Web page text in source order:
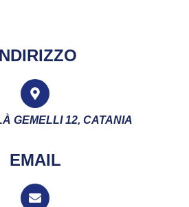
GEMELLI 12, CATANIA
EMAIL